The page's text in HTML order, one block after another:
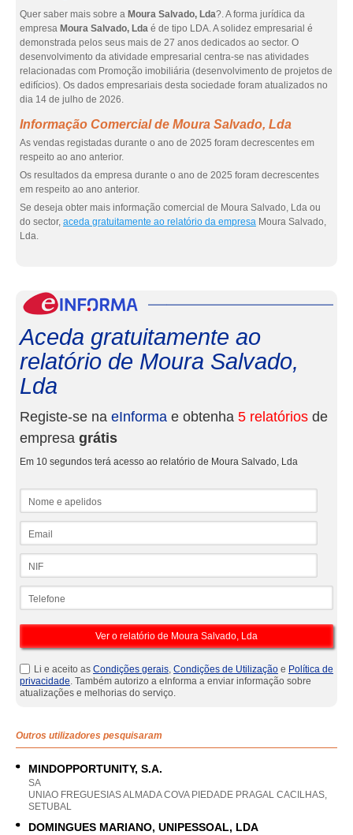
Quer saber mais sobre a Moura Salvado, Lda?. A forma jurídica da
empresa Moura Salvado, Lda é de tipo LDA. A solidez empresarial é
demonstrada pelos seus mais de 27 anos dedicados ao sector. O
desenvolvimento da atividade empresarial centra-se nas atividades
relacionadas com Promoção imobiliária (desenvolvimento de projetos de
edifícios). Os dados empresariais desta sociedade foram atualizados no
dia 14 de julho de 2026.
Informação Comercial de Moura Salvado, Lda
As vendas registadas durante o ano de 2025 foram decrescentes em
respeito ao ano anterior.
Os resultados da empresa durante o ano de 2025 foram decrescentes
em respeito ao ano anterior.
Se deseja obter mais informação comercial de Moura Salvado, Lda ou
do sector, aceda gratuitamente ao relatório da empresa Moura Salvado,
Lda.
Aceda gratuitamente ao
relatório de Moura Salvado,
Lda
Registe-se na eInforma e obtenha 5 relatórios de
empresa grátis
Em 10 segundos terá acesso ao relatório de Moura Salvado, Lda
Li e aceito as Condições gerais, Condições de Utilização e Política de
privacidade. Também autorizo a eInforma a enviar informação sobre
atualizações e melhorias do serviço.
Outros utilizadores pesquisaram
MINDOPPORTUNITY, S.A.
SA
UNIAO FREGUESIAS ALMADA COVA PIEDADE PRAGAL CACILHAS,
SETUBAL
DOMINGUES MARIANO, UNIPESSOAL, LDA